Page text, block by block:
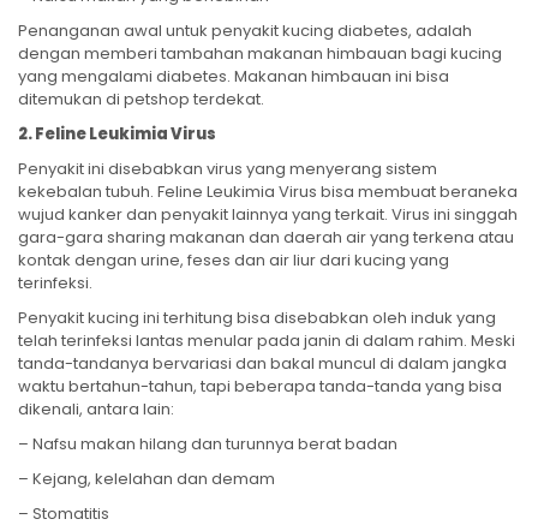
Penanganan awal untuk penyakit kucing diabetes, adalah
dengan memberi tambahan makanan himbauan bagi kucing
yang mengalami diabetes. Makanan himbauan ini bisa
ditemukan di petshop terdekat.
2. Feline Leukimia Virus
Penyakit ini disebabkan virus yang menyerang sistem
kekebalan tubuh. Feline Leukimia Virus bisa membuat beraneka
wujud kanker dan penyakit lainnya yang terkait. Virus ini singgah
gara-gara sharing makanan dan daerah air yang terkena atau
kontak dengan urine, feses dan air liur dari kucing yang
terinfeksi.
Penyakit kucing ini terhitung bisa disebabkan oleh induk yang
telah terinfeksi lantas menular pada janin di dalam rahim. Meski
tanda-tandanya bervariasi dan bakal muncul di dalam jangka
waktu bertahun-tahun, tapi beberapa tanda-tanda yang bisa
dikenali, antara lain:
– Nafsu makan hilang dan turunnya berat badan
– Kejang, kelelahan dan demam
– Stomatitis